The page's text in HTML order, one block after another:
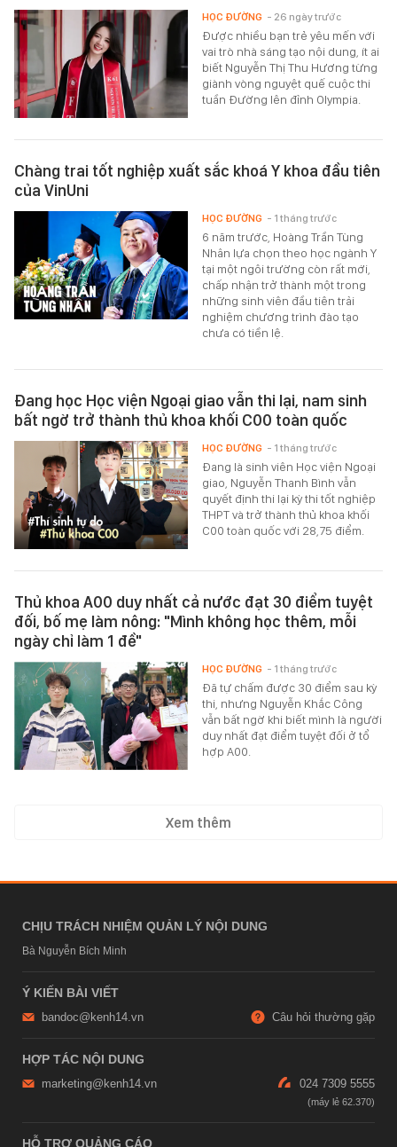
Được nhiều bạn trẻ yêu mến với
vai trò nhà sáng tạo nội dung, ít ai
biết Nguyễn Thị Thu Hương từng
giành vòng nguyệt quế cuộc thi
tuần Đường lên đỉnh Olympia.
HỌC ĐƯỜNG - 26 ngày trước
Chàng trai tốt nghiệp xuất sắc khoá Y khoa đầu tiên
của VinUni
6 năm trước, Hoàng Trần Tùng
Nhân lựa chọn theo học ngành Y
tại một ngôi trường còn rất mới,
chấp nhận trở thành một trong
những sinh viên đầu tiên trải
nghiệm chương trình đào tạo
chưa có tiền lệ.
HỌC ĐƯỜNG - 1 tháng trước
Đang học Học viện Ngoại giao vẫn thi lại, nam sinh
bất ngờ trở thành thủ khoa khối C00 toàn quốc
Đang là sinh viên Học viện Ngoại
giao, Nguyễn Thanh Bình vẫn
quyết định thi lại kỳ thi tốt nghiệp
THPT và trở thành thủ khoa khối
C00 toàn quốc với 28,75 điểm.
HỌC ĐƯỜNG - 1 tháng trước
Thủ khoa A00 duy nhất cả nước đạt 30 điểm tuyệt
đối, bố mẹ làm nông: "Mình không học thêm, mỗi
ngày chỉ làm 1 đề"
Đã tự chấm được 30 điểm sau kỳ
thi, nhưng Nguyễn Khắc Công
vẫn bất ngờ khi biết mình là người
duy nhất đạt điểm tuyệt đối ở tổ
hợp A00.
HỌC ĐƯỜNG - 1 tháng trước
Xem thêm
CHỊU TRÁCH NHIỆM QUẢN LÝ NỘI DUNG
Bà Nguyễn Bích Minh
Ý KIẾN BÀI VIẾT
bandoc@kenh14.vn Câu hỏi thường gặp
HỢP TÁC NỘI DUNG
marketing@kenh14.vn 024 7309 5555
HỖ TRỢ QUẢNG CÁO